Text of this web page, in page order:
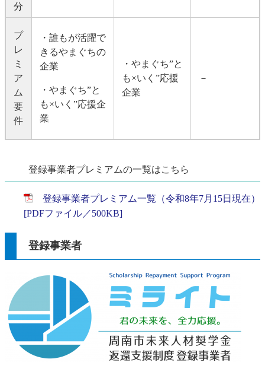
分
プ
レ
ミ
ア
ム
要
件
・誰もが活躍で
きるやまぐちの
企業
・やまぐち”と
も×いく”応援企
業
・やまぐち”と
も×いく”応援
企業
－
登録事業者プレミアムの一覧はこちら
登録事業者プレミアム一覧（令和8年7月15日現在）
[PDFファイル／500KB]
登録事業者